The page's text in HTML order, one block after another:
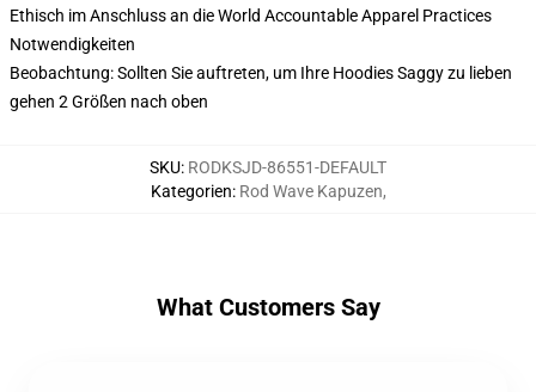
Ethisch im Anschluss an die World Accountable Apparel Practices
Notwendigkeiten
Beobachtung: Sollten Sie auftreten, um Ihre Hoodies Saggy zu lieben
gehen 2 Größen nach oben
SKU: RODKSJD-86551-DEFAULT
Kategorien: Rod Wave Kapuzen,
What Customers Say